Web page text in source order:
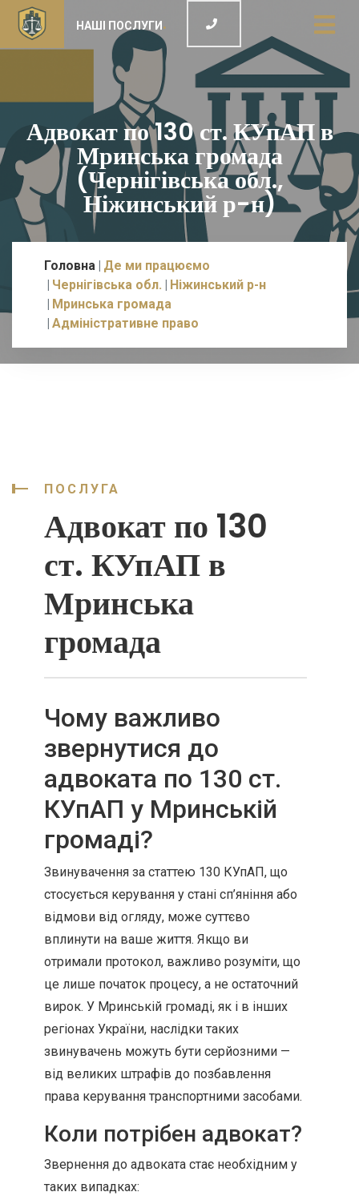
НАШІ ПОСЛУГИ
Адвокат по 130 ст. КУпАП в
Мринська громада
(Чернігівська обл.,
Ніжинський р-н)
Головна Де ми працюємо
Чернігівська обл.
Ніжинський р-н
Мринська громада
Адміністративне право
ПОСЛУГА
Адвокат по 130
ст. КУпАП в
Мринська
громада
Чому важливо
звернутися до
адвоката по 130 ст.
КУпАП у Мринській
громаді?
Звинувачення за статтею 130 КУпАП, що
стосується керування у стані сп’яніння або
відмови від огляду, може суттєво
вплинути на ваше життя. Якщо ви
отримали протокол, важливо розуміти, що
це лише початок процесу, а не остаточний
вирок. У Мринській громаді, як і в інших
регіонах України, наслідки таких
звинувачень можуть бути серйозними —
від великих штрафів до позбавлення
права керування транспортними засобами.
Коли потрібен адвокат?
Звернення до адвоката стає необхідним у
таких випадках: